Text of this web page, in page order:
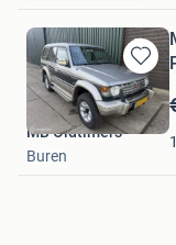
Bewaren
in
Mijn
MB Oldtimers
Buren